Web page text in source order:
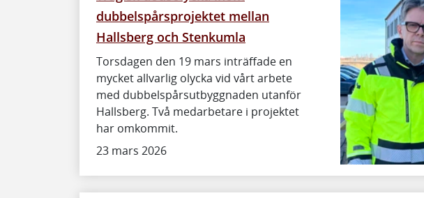
dubbelspårsprojektet mellan
Hallsberg och Stenkumla
Torsdagen den 19 mars inträffade en
mycket allvarlig olycka vid vårt arbete
med dubbelspårsutbyggnaden utanför
Hallsberg. Två medarbetare i projektet
har omkommit.
23 mars 2026